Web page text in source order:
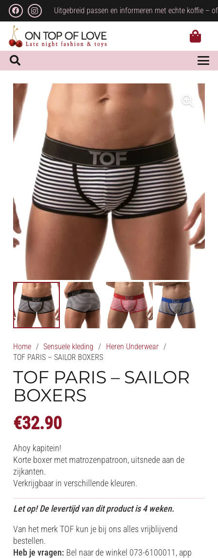
Uitgebreid passen en informeren met echte koffie –
Home / Sensuele kleding / Heren Underwear /
TOF PARIS – SAILOR BOXERS
TOF PARIS – SAILOR
BOXERS
€32.90
Ahoy kapitein!
Korte boxer met matrozenpatroon, uitsnede aan de
zijkanten.
Verkrijgbaar in verschillende kleuren.
Let op! De levertijd van dit product is 4 weken.
Van het merk TOF kun je bij ons alles vrijblijvend
bestellen.
Heb je vragen: Bel naar de winkel 073-6100011, app